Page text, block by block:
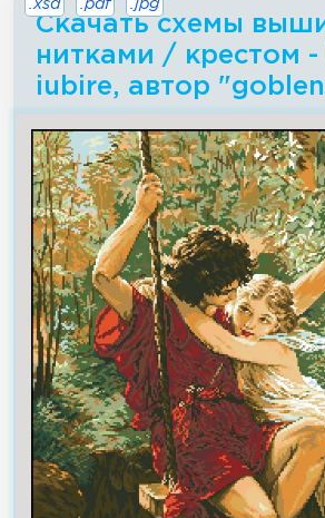
Скачать схемы
нитками / крестом -
iubire, автор
.xsd .pdf .jpg